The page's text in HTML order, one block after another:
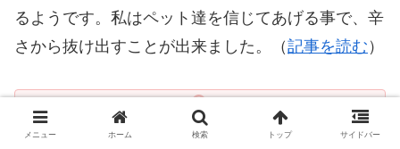
るようです。私はペット達を信じてあげる事で、辛
さから抜け出すことが出来ました。（記事を読む ）
自分の責任で死なせてしまったと後悔していま
メニュー ホーム 検索 トップ サイドバー